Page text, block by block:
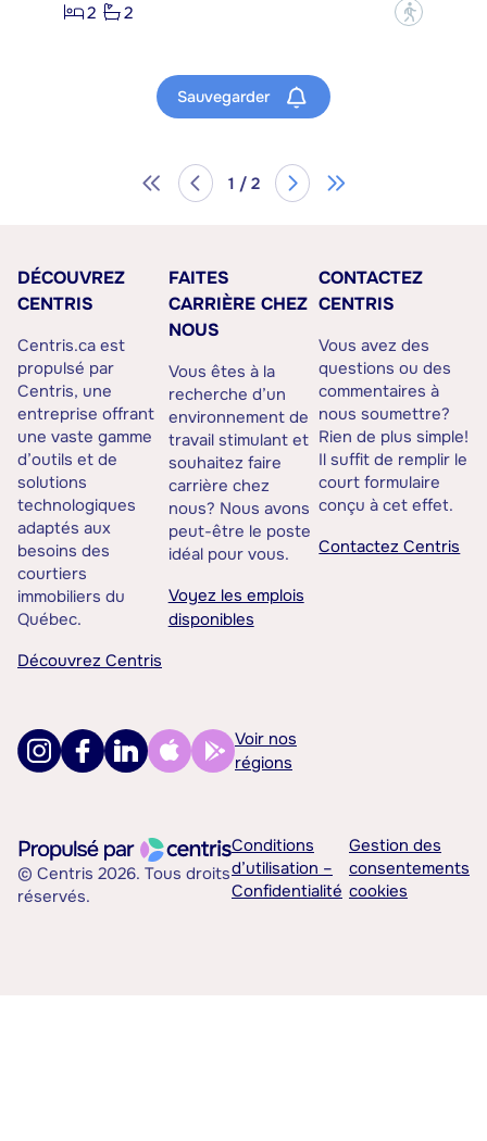
2
2 ?
Sauvegarder
1 / 2
DÉCOUVREZ
CENTRIS
Centris.ca est
propulsé par
Centris, une
entreprise offrant
une vaste gamme
d’outils et de
solutions
technologiques
adaptés aux
besoins des
courtiers
immobiliers du
Québec.
Découvrez Centris
FAITES
CARRIÈRE CHEZ
NOUS
Vous êtes à la
recherche d’un
environnement de
travail stimulant et
souhaitez faire
carrière chez
nous? Nous avons
peut-être le poste
idéal pour vous.
Voyez les emplois
disponibles
CONTACTEZ
CENTRIS
Vous avez des
questions ou des
commentaires à
nous soumettre?
Rien de plus simple!
Il suffit de remplir le
court formulaire
conçu à cet effet.
Contactez Centris
Voir nos
régions
© Centris 2026. Tous droits
réservés.
Conditions
d’utilisation –
Confidentialité
Gestion des
consentements
cookies